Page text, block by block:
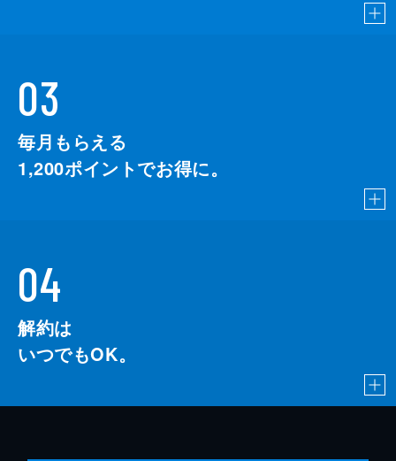
03
毎月もらえる
1,200ポイントでお得に。
04
解約は
いつでもOK。